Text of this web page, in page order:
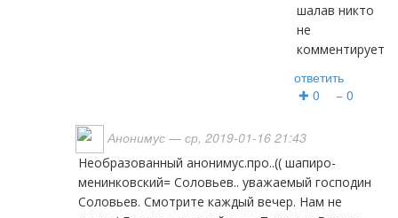
шалав никто
не
комментирует.
ответить
✚ 0
− 0
Анонимус — ср, 2019-01-16 21:43
Необразованный анонимус.про..(( шапиро-
менинковский= Соловьев.. уважаемый господин
Соловьев. Смотрите каждый вечер. Нам не